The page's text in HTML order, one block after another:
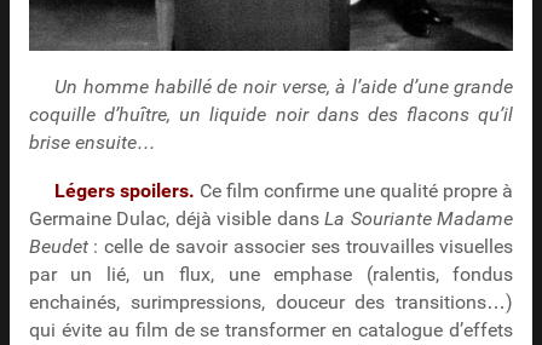
Un homme habillé de noir verse, à l’aide d’une grande
coquille d’huître, un liquide noir dans des flacons qu’il
brise ensuite…
Légers spoilers. Ce film confirme une qualité propre à
Germaine Dulac, déjà visible dansLa Souriante Madame
Beudet: celle de savoir associer ses trouvailles visuelles
par un lié, un flux, une emphase (ralentis, fondus
enchainés, surimpressions, douceur des transitions…)
qui évite au film de se transformer en catalogue d’effets